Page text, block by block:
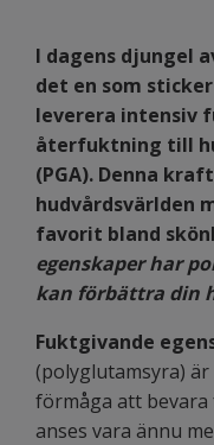
I dagens djungel
det en som
leverera intensiv
återfuktning till
(PGA). Denna
hudvårdsvärlden
favorit bland
egenskaper har
kan förbättra din
Fuktgivande
(polyglutamsyra)
förmåga att
anses vara ännu